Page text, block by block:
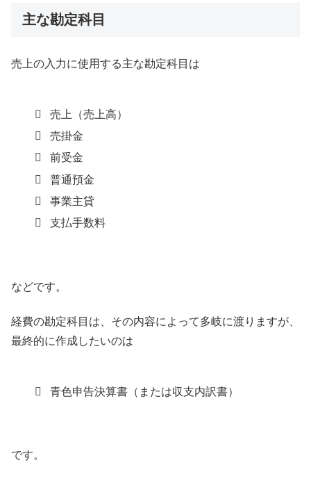
主な勘定科目
売上の入力に使用する主な勘定科目は
売上（売上高）
売掛金
前受金
普通預金
事業主貸
支払手数料
などです。
経費の勘定科目は、その内容によって多岐に渡りますが、
最終的に作成したいのは
青色申告決算書（または収支内訳書）
です。